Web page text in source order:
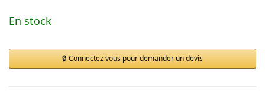
En stock
Connectez vous pour demander un devis